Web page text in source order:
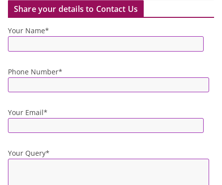
Share your details to Contact Us
Your Name*
Phone Number*
Your Email*
Your Query*